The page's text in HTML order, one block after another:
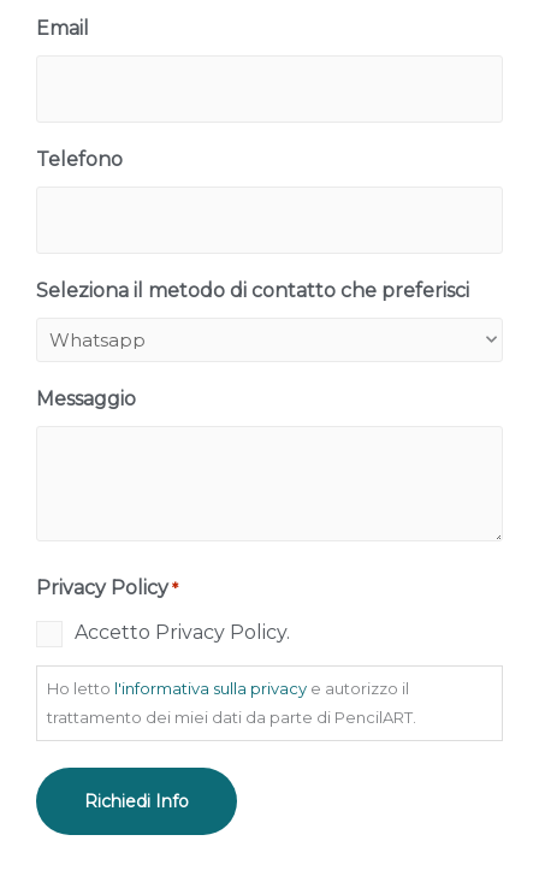
Email
Telefono
Seleziona il metodo di contatto che preferisci
Messaggio
Privacy Policy *
Accetto Privacy Policy.
Ho letto l'informativa sulla privacy e autorizzo il
trattamento dei miei dati da parte di PencilART.